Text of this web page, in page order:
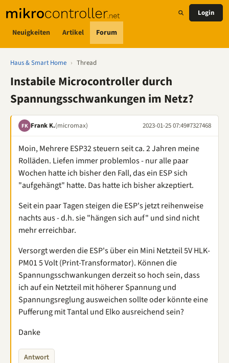
Neuigkeiten Artikel Forum
Login
Haus & Smart Home › Thread
Instabile Microcontroller durch
Spannungsschwankungen im Netz?
FK Frank K.(micromax) 2023-01-25 07:49#7327468
Moin, Mehrere ESP32 steuern seit ca. 2 Jahren meine
Rolläden. Liefen immer problemlos - nur alle paar
Wochen hatte ich bisher den Fall, das ein ESP sich
"aufgehängt" hatte. Das hatte ich bisher akzeptiert.
Seit ein paar Tagen steigen die ESP's jetzt reihenweise
nachts aus - d.h. sie "hängen sich auf" und sind nicht
mehr erreichbar.
Versorgt werden die ESP's über ein Mini Netzteil 5V HLK-
PM01 5 Volt (Print-Transformator). Können die
Spannungsschwankungen derzeit so hoch sein, dass
ich auf ein Netzteil mit höherer Spannung und
Spannungsreglung ausweichen sollte oder könnte eine
Pufferung mit Tantal und Elko ausreichend sein?
Danke
Antwort